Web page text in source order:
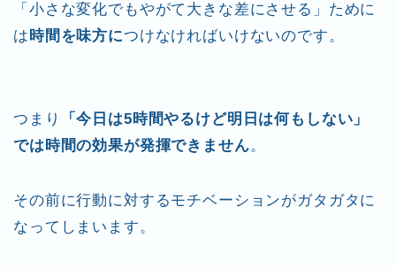
「小さな変化でもやがて大きな差にさせる」ために
は時間を味方につけなければいけないのです。
つまり
「今日は5時間やるけど明日は何もしない」
では時間の効果が発揮できません。
その前に行動に対するモチベーションがガタガタに
なってしまいます。